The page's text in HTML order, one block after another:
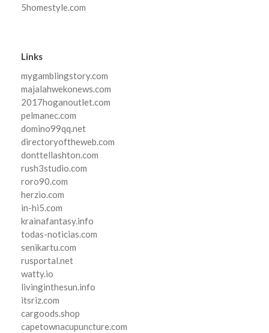
5homestyle.com
Links
mygamblingstory.com
majalahwekonews.com
2017hoganoutlet.com
pelmanec.com
domino99qq.net
directoryoftheweb.com
donttellashton.com
rush3studio.com
roro90.com
herzio.com
in-hi5.com
krainafantasy.info
todas-noticias.com
senikartu.com
rusportal.net
watty.io
livinginthesun.info
itsriz.com
cargoods.shop
capetownacupuncture.com